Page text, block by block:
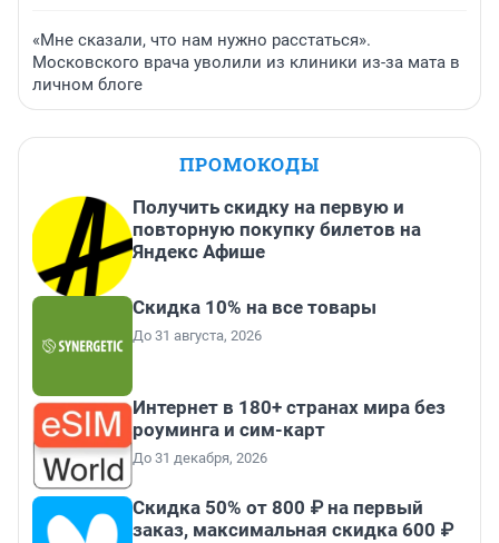
«Мне сказали, что нам нужно расстаться».
Московского врача уволили из клиники из-за мата в
личном блоге
ПРОМОКОДЫ
Получить скидку на первую и
повторную покупку билетов на
Яндекс Афише
Скидка 10% на все товары
До 31 августа, 2026
Интернет в 180+ странах мира без
роуминга и сим-карт
До 31 декабря, 2026
Скидка 50% от 800 ₽ на первый
заказ, максимальная скидка 600 ₽